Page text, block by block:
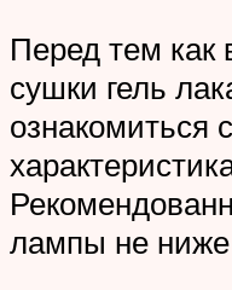
Перед тем как
сушки гель
ознакомиться
лампы не